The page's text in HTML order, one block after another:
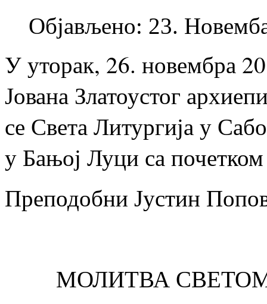
Објављено: 23.
У уторак, 26. новембра
Јована Златоустог
се Света Литургија у
у Бањој Луци са
Преподобни Јустин
МОЛИТВА